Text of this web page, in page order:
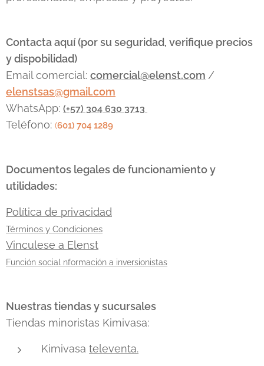
gigantes
dominan el
mercado:Cisco,
el líder histórico
con un
ecosistema
robusto, y
Arista
centrado en la...
de una
propia tarjeta
SIM de un
operador
el objetivo de
evitar caídas...
Contacta aquí (por su seguridad, verifique precios
y dispobilidad)
Email comercial: comercial@elenst.com /
elenstsas@gmail.com
WhatsApp: (+57) 304 630 3713
Teléfono: (601) 704 1289
Documentos legales de funcionamiento y
utilidades:
Política de privacidad
Términos y Condiciones
Vinculese a Elenst
Función social nformación a inversionistas
Nuestras tiendas y sucursales
Tiendas minoristas Kimivasa:
Kimivasa televenta.